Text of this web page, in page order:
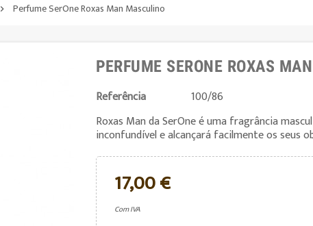
 Perfume SerOne Roxas Man Masculino
PERFUME SERONE ROXAS
Referência
100/86
Roxas Man da SerOne é uma fragrância
inconfundível e alcançará facilmente os seus
17,00 €
Com IVA